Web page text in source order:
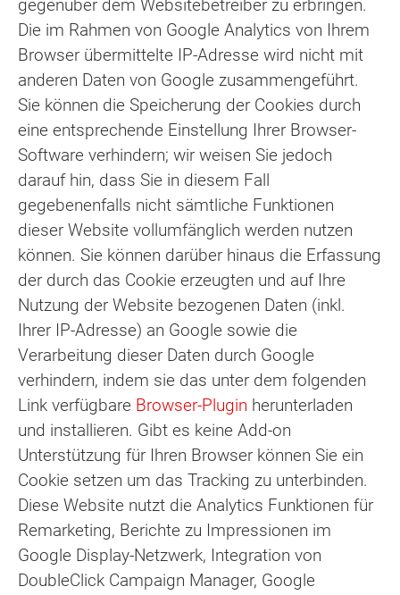
gegenüber dem Websitebetreiber zu erbringen.
Die im Rahmen von Google Analytics von Ihrem
Browser übermittelte IP-Adresse wird nicht mit
anderen Daten von Google zusammengeführt.
Sie können die Speicherung der Cookies durch
eine entsprechende Einstellung Ihrer Browser-
Software verhindern; wir weisen Sie jedoch
darauf hin, dass Sie in diesem Fall
gegebenenfalls nicht sämtliche Funktionen
dieser Website vollumfänglich werden nutzen
können. Sie können darüber hinaus die Erfassung
der durch das Cookie erzeugten und auf Ihre
Nutzung der Website bezogenen Daten (inkl.
Ihrer IP-Adresse) an Google sowie die
Verarbeitung dieser Daten durch Google
verhindern, indem sie das unter dem folgenden
Link verfügbare Browser-Plugin herunterladen
und installieren. Gibt es keine Add-on
Unterstützung für Ihren Browser können Sie ein
Cookie setzen um das Tracking zu unterbinden.
Diese Website nutzt die Analytics Funktionen für
Remarketing, Berichte zu Impressionen im
Google Display-Netzwerk, Integration von
DoubleClick Campaign Manager, Google